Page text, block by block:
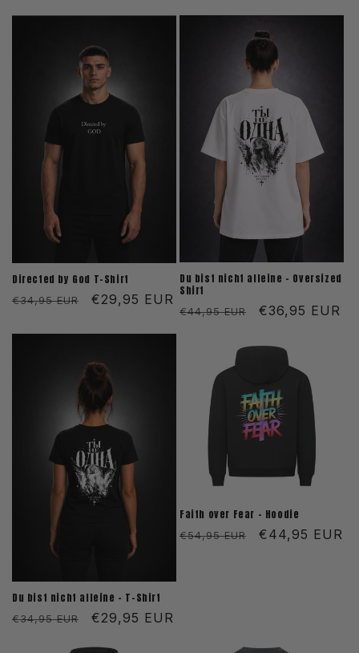
Preis
Directed by God T-Shirt
Normaler
€34,95 EUR Verkaufspreis
€29,95 EUR
Du bist nicht alleine - Oversized
Shirt
Normaler
€44,95 EUR Verkaufspreis
€36,95 EUR
Du bist nicht alleine - T-Shirt
Normaler
€34,95 EUR Verkaufspreis
€29,95 EUR
Faith over Fear - Hoodie
Normaler
€54,95 EUR Verkaufspreis
€44,95 EUR